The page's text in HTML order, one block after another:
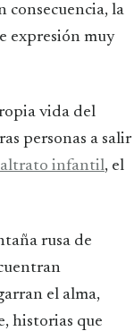
consecuencia, la
expresión muy
vida del
personas a salir
infantil, el
rusa de
el alma,
historias que